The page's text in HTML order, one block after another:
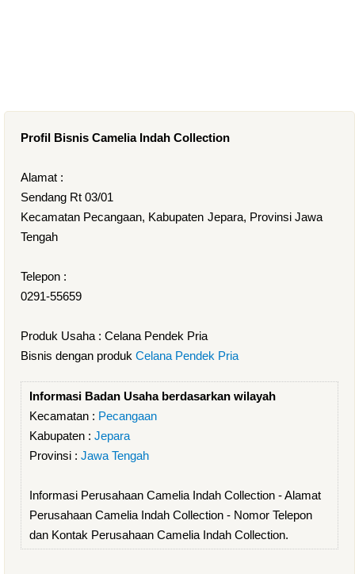
Profil Bisnis Camelia Indah Collection
Alamat :
Sendang Rt 03/01
Kecamatan Pecangaan, Kabupaten Jepara, Provinsi Jawa
Tengah
Telepon :
0291-55659
Produk Usaha : Celana Pendek Pria
Bisnis dengan produk Celana Pendek Pria
Informasi Badan Usaha berdasarkan wilayah
Kecamatan : Pecangaan
Kabupaten : Jepara
Provinsi : Jawa Tengah
Informasi Perusahaan Camelia Indah Collection - Alamat
Perusahaan Camelia Indah Collection - Nomor Telepon
dan Kontak Perusahaan Camelia Indah Collection.